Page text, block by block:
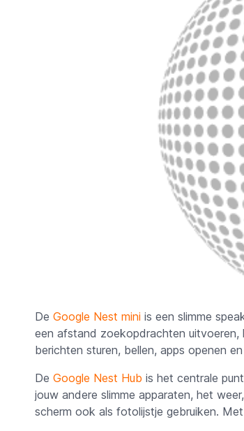
De Google Nest mini is een slimme
een afstand zoekopdrachten uitvoeren,
berichten sturen, bellen, apps openen
De Google Nest Hub is het centrale
jouw andere slimme apparaten, het
scherm ook als fotolijstje gebruiken.